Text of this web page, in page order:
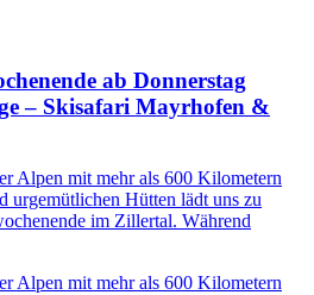
ab Donnerstag
– Skisafari Mayrhofen &
Alpen mit mehr als 600 Kilometern
urgemütlichen Hütten lädt uns zu
im Zillertal. Während
Alpen mit mehr als 600 Kilometern